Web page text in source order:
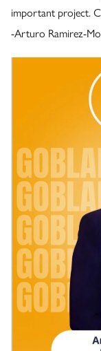
important project.
​​-Arturo Ramirez-